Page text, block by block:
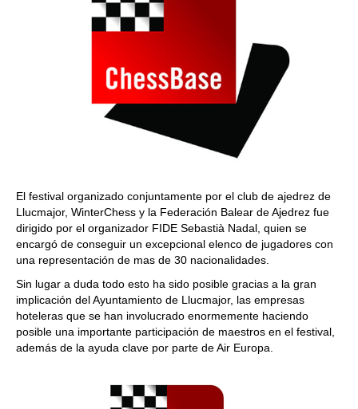
El festival organizado conjuntamente por el club de ajedrez de
Llucmajor, WinterChess y la Federación Balear de Ajedrez fue
dirigido por el organizador FIDE Sebastià Nadal, quien se
encargó de conseguir un excepcional elenco de jugadores con
una representación de mas de 30 nacionalidades.
Sin lugar a duda todo esto ha sido posible gracias a la gran
implicación del Ayuntamiento de Llucmajor, las empresas
hoteleras que se han involucrado enormemente haciendo
posible una importante participación de maestros en el festival,
además de la ayuda clave por parte de Air Europa.